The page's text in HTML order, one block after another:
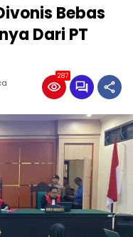
Bebas
Dari PT
287